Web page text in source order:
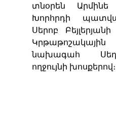
տնօրեն
Խորհրդի
Սերոբ
նախագահ
ողջույնի խոսքերով։